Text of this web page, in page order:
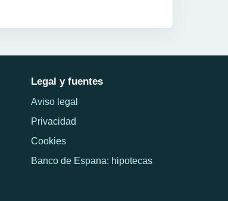
Legal y fuentes
Aviso legal
Privacidad
Cookies
Banco de Espana: hipotecas